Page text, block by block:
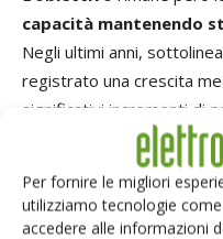
Per fornire le migliori
utilizziamo tecnologie
accedere alle informazioni
capacità mantenendo
Negli ultimi anni,
registrato una crescita
significativi incrementi di
Per questo motivo gli
posizione rilevante nelle
evidenzia Toshiba, la